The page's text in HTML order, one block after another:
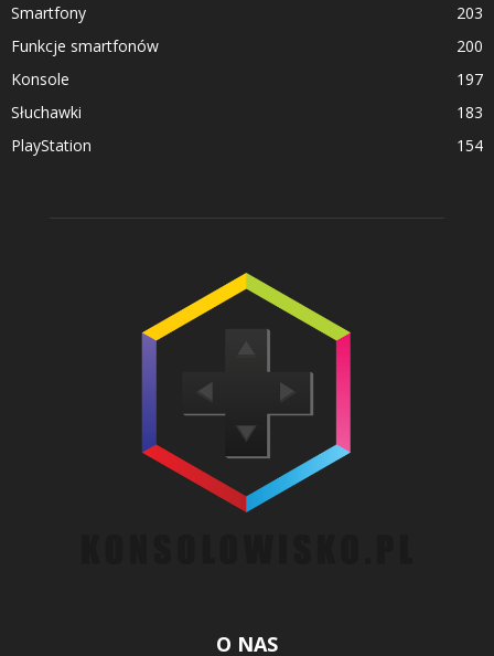
Smartfony
203
Funkcje smartfonów
200
Konsole
197
Słuchawki
183
PlayStation
154
O NAS